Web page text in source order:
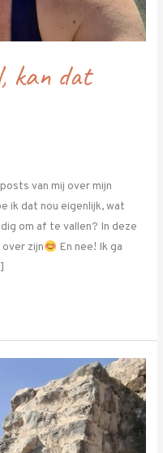
kan dat
van mij over mijn
ik dat nou eigenlijk, wat
om af te vallen? In deze
zijn
En nee! Ik ga